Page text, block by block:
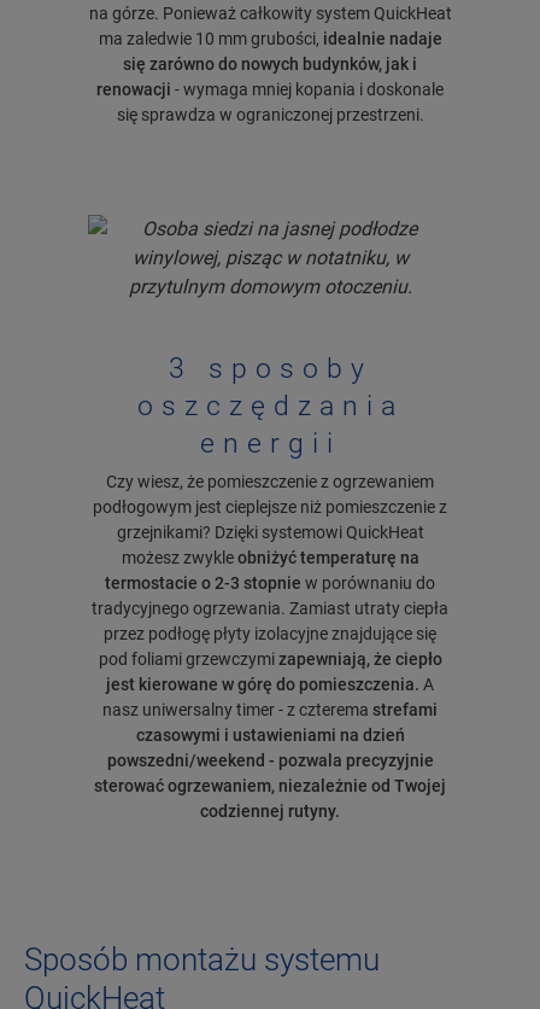
na górze. Ponieważ całkowity system QuickHeat
ma zaledwie 10 mm grubości, idealnie nadaje
się zarówno do nowych budynków, jak i
renowacji - wymaga mniej kopania i doskonale
się sprawdza w ograniczonej przestrzeni.
3 sposoby
oszczędzania
energii
Czy wiesz, że pomieszczenie z ogrzewaniem
podłogowym jest cieplejsze niż pomieszczenie z
grzejnikami? Dzięki systemowi QuickHeat
możesz zwykleobniżyć temperaturę na
termostacie o 2-3 stopnie w porównaniu do
tradycyjnego ogrzewania. Zamiast utraty ciepła
przez podłogę płyty izolacyjne znajdujące się
pod foliami grzewczymizapewniają, że ciepło
jest kierowane w górę do pomieszczenia. A
nasz uniwersalny timer - z czterema strefami
czasowymi i ustawieniami na dzień
powszedni/weekend - pozwala precyzyjnie
sterować ogrzewaniem, niezależnie od Twojej
codziennej rutyny.
Sposób montażu systemu
QuickHeat